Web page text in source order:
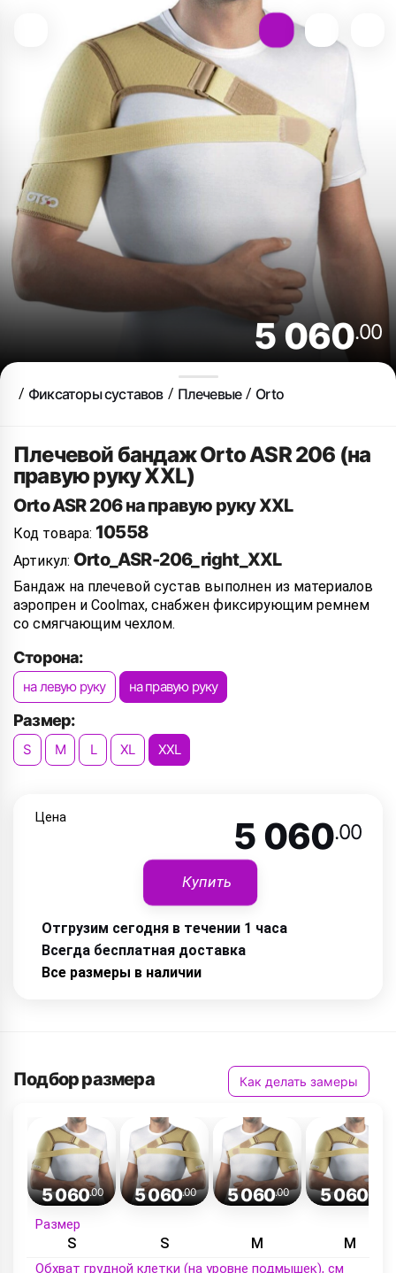
5 060.00
Фиксаторы суставов Плечевые Orto
Плечевой бандаж Orto ASR 206 (на
правую руку XXL)
Orto ASR 206 на правую руку XXL
Код товара: 10558
Артикул: Orto_ASR-206_right_XXL
Бандаж на плечевой сустав выполнен из материалов
аэропрен и Coolmax, снабжен фиксирующим ремнем
со смягчающим чехлом.
Сторона:
на левую руку на правую руку
Размер:
S M L XL XXL
Цена 5 060.00
Купить
Отгрузим сегодня в течении 1 часа
Всегда бесплатная доставка
Все размеры в наличии
Подбор размера Как делать замеры
Размер
Обхват грудной клетки (на уровне подмышек), см
5 060.00
S
5 060.00
S
5 060.00
M
5 060.00
M